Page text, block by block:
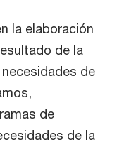
la elaboración
de la
de
de
de la